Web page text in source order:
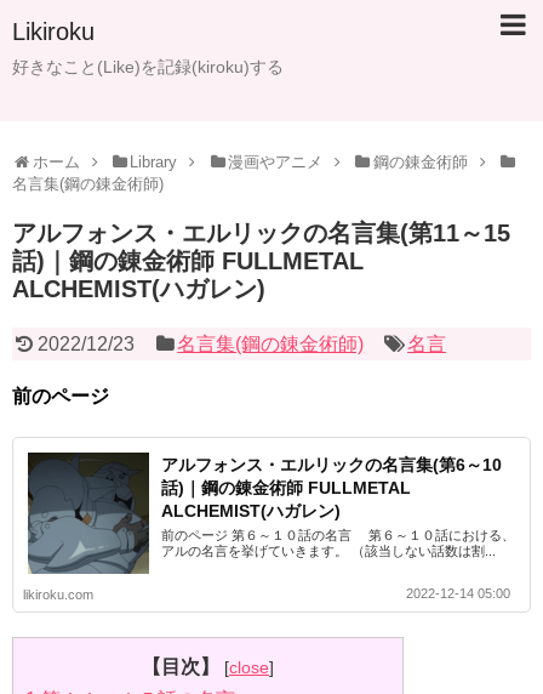
Likiroku
好きなこと(Like)を記録(kiroku)する
ホーム Library 漫画やアニメ
鋼の錬金術師
名言集(鋼の錬金術師)
アルフォンス・エルリックの名言集(第11～15
話)｜鋼の錬金術師 FULLMETAL
ALCHEMIST(ハガレン)
2022/12/23 名言集(鋼の錬金術師) 名言
前のページ
アルフォンス・エルリックの名言集(第6～10
話)｜鋼の錬金術師 FULLMETAL
ALCHEMIST(ハガレン)
前のページ 第６～１０話の名言 第６～１０話における、
アルの名言を挙げていきます。 （該当しない話数は割...
likiroku.com 2022-12-14 05:00
【目次】 [close]